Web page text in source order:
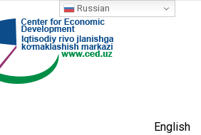
English
Russian